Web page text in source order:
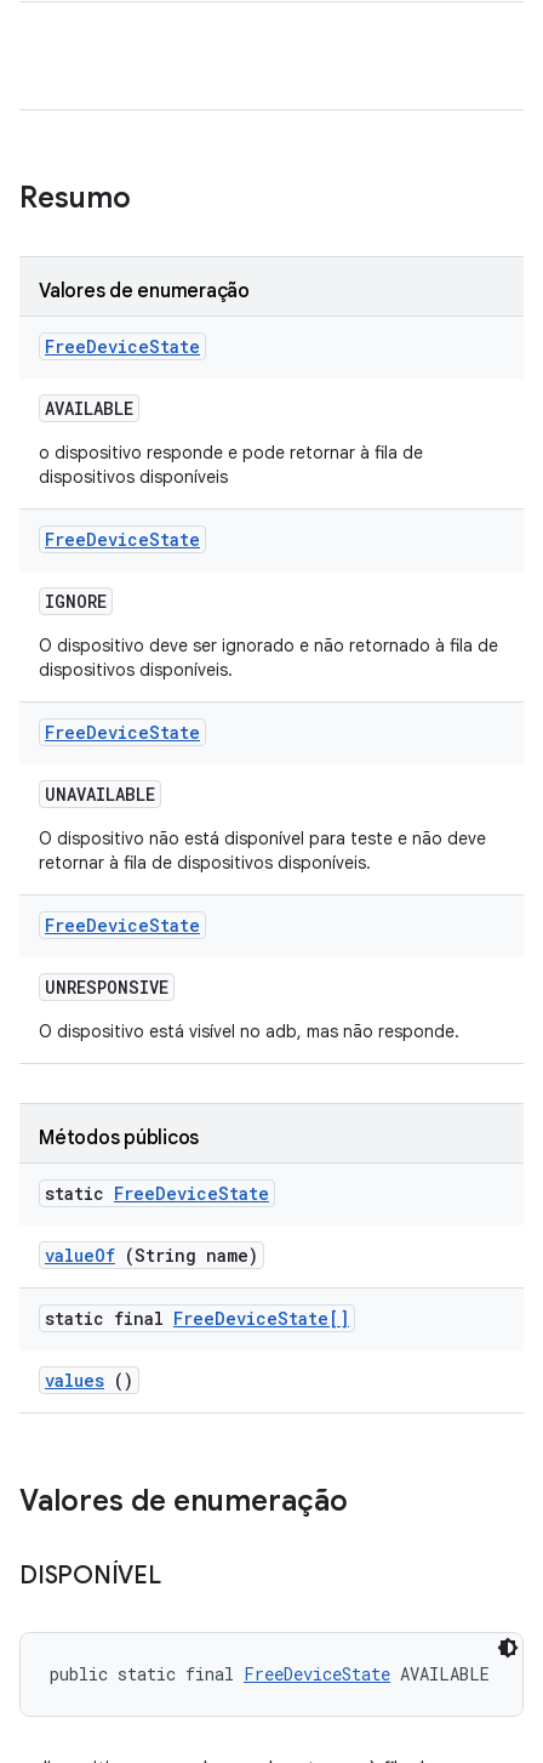
Resumo
Valores de enumeração
FreeDeviceState
AVAILABLE
o dispositivo responde e pode retornar à fila de
dispositivos disponíveis
FreeDeviceState
IGNORE
O dispositivo deve ser ignorado e não retornado à fila de
dispositivos disponíveis.
FreeDeviceState
UNAVAILABLE
O dispositivo não está disponível para teste e não deve
retornar à fila de dispositivos disponíveis.
FreeDeviceState
UNRESPONSIVE
O dispositivo está visível no adb, mas não responde.
Métodos públicos
static FreeDeviceState
valueOf (String name)
static final FreeDeviceState[]
values ()
Valores de enumeração
DISPONÍVEL
public static final FreeDeviceState AVAILABLE